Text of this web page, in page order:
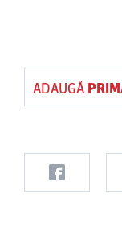
ADAUGĂ